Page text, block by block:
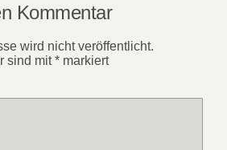
Kommentar
wird nicht veröffentlicht.
sind mit* markiert